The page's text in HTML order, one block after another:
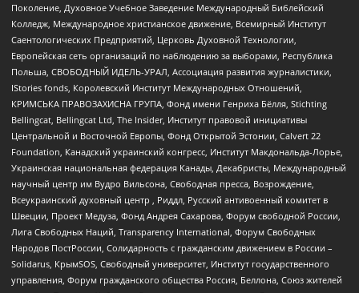
Поколение, Духовное Учебное Заведение Международный Библейский
Колледж, Международное христианское движение, Всемирный Институт
Саентологических Предприятий, Церковь Духовной Технологии,
Европейская сеть организаций по наблюдению за выборами, Республика
Польша, СВОБОДНЫЙ ИДЕЛЬ-УРАЛ, Ассоциация развития журналистики,
IStories fonds, Королевский Институт Международных Отношений,
КРИМСЬКА ПРАВОЗАХИСНА ГРУПА, Фонд имени Генриха Бёлля, Stichting
Bellingcat, Bellingcat Ltd, The Insider, Институт правовой инициативы
Центральной и Восточной Европы, Фонд Открытой Эстонии, Calvert 22
Foundation, Канадский украинский конгресс, Институт Макдональда-Лорье,
Украинская национальная федерация Канады, Декабристы, Международный
научный центр им Вудро Вильсона, Свободная пресса, Возрождение,
Всеукраинский духовный центр , Риддл, Русский антивоенный комитет в
Швеции, Проект Медуза, Фонд Андрея Сахарова, Форум свободной России,
Лига Свободных Наций, Transparеncy International, Форум Свободных
Народов ПостРоссии, Солидарность с гражданским движением в России –
Solidarus, КрымSOS, Свободный университет, Институт государственного
управления, Форум гражданского общества Россия, Беллона, Союз жителей